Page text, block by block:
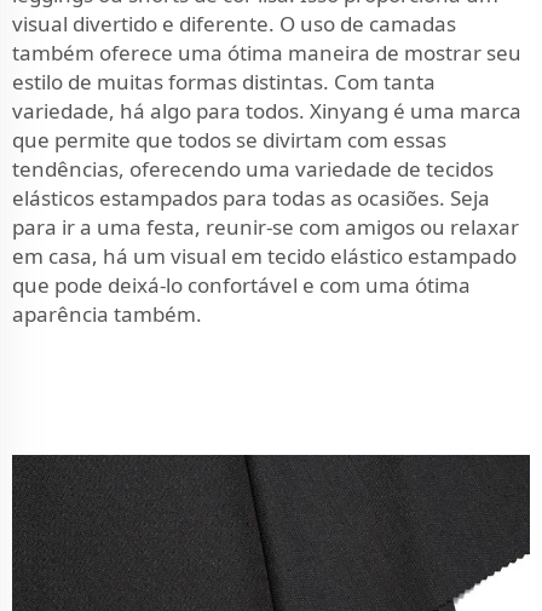
visual divertido e diferente. O uso de camadas
também oferece uma ótima maneira de mostrar seu
estilo de muitas formas distintas. Com tanta
variedade, há algo para todos. Xinyang é uma marca
que permite que todos se divirtam com essas
tendências, oferecendo uma variedade de tecidos
elásticos estampados para todas as ocasiões. Seja
para ir a uma festa, reunir-se com amigos ou relaxar
em casa, há um visual em tecido elástico estampado
que pode deixá-lo confortável e com uma ótima
aparência também.